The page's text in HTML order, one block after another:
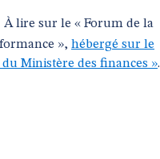
À lire sur le « Forum de la
», hébergé sur le
du Ministère des finances ».